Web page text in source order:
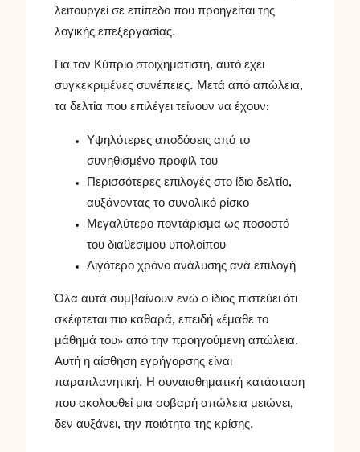
λειτουργεί σε επίπεδο που προηγείται της
λογικής επεξεργασίας.
Για τον Κύπριο στοιχηματιστή, αυτό έχει
συγκεκριμένες συνέπειες. Μετά από απώλεια,
τα δελτία που επιλέγει τείνουν να έχουν:
Υψηλότερες αποδόσεις από το
συνηθισμένο προφίλ του
Περισσότερες επιλογές στο ίδιο δελτίο,
αυξάνοντας το συνολικό ρίσκο
Μεγαλύτερο ποντάρισμα ως ποσοστό
του διαθέσιμου υπολοίπου
Λιγότερο χρόνο ανάλυσης ανά επιλογή
Όλα αυτά συμβαίνουν ενώ ο ίδιος πιστεύει ότι
σκέφτεται πιο καθαρά, επειδή «έμαθε το
μάθημά του» από την προηγούμενη απώλεια.
Αυτή η αίσθηση εγρήγορσης είναι
παραπλανητική. Η συναισθηματική κατάσταση
που ακολουθεί μια σοβαρή απώλεια μειώνει,
δεν αυξάνει, την ποιότητα της κρίσης.